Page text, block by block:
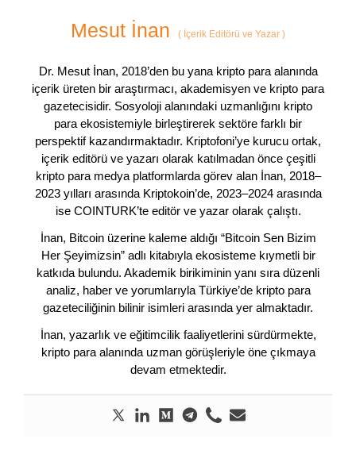
Mesut İnan ( İçerik Editörü ve Yazar )
Dr. Mesut İnan, 2018’den bu yana kripto para alanında
içerik üreten bir araştırmacı, akademisyen ve kripto para
gazetecisidir. Sosyoloji alanındaki uzmanlığını kripto
para ekosistemiyle birleştirerek sektöre farklı bir
perspektif kazandırmaktadır. Kriptofoni’ye kurucu ortak,
içerik editörü ve yazarı olarak katılmadan önce çeşitli
kripto para medya platformlarda görev alan İnan, 2018–
2023 yılları arasında Kriptokoin’de, 2023–2024 arasında
ise COINTURK’te editör ve yazar olarak çalıştı.
İnan, Bitcoin üzerine kaleme aldığı “Bitcoin Sen Bizim
Her Şeyimizsin” adlı kitabıyla ekosisteme kıymetli bir
katkıda bulundu. Akademik birikiminin yanı sıra düzenli
analiz, haber ve yorumlarıyla Türkiye’de kripto para
gazeteciliğinin bilinir isimleri arasında yer almaktadır.
İnan, yazarlık ve eğitimcilik faaliyetlerini sürdürmekte,
kripto para alanında uzman görüşleriyle öne çıkmaya
devam etmektedir.